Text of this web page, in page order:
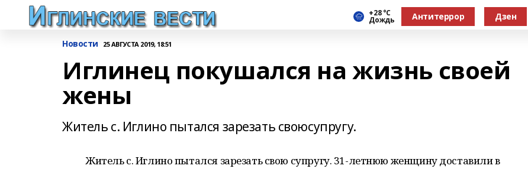
+28 °С
Дождь Антитеррор Дзен
Новости 25 АВГУСТА 2019, 18:51
Иглинец покушался на жизнь своей
жены
Житель с. Иглино пытался зарезать своюсупругу.
Житель с. Иглино пытался зарезать свою супругу. 31-летнюю женщину доставили в